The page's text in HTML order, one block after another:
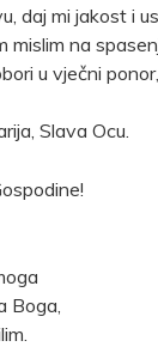
daj mi jakost i
mislim na
u vječni
Slava Ocu.
Boga,